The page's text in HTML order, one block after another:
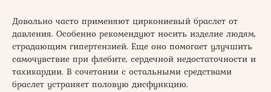
Довольно часто применяют циркониевый браслет от
давления. Особенно рекомендуют носить изделие людям,
страдающим гипертензией. Еще оно помогает улучшить
самочувствие при флебите, сердечной недостаточности и
тахикардии. В сочетании с остальными средствами
браслет устраняет половую дисфункцию.